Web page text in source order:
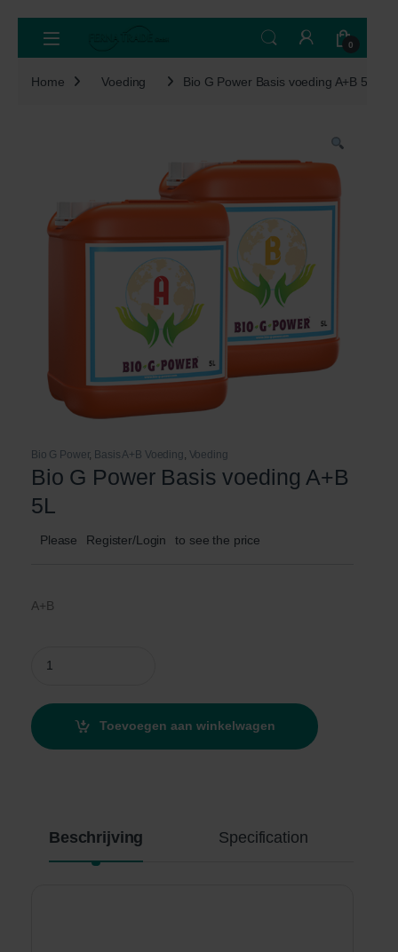
Open 0
Home Voeding Bio G Power Basis voeding A+B 5L
Bio G Power, Basis A+B Voeding Voeding
Bio G Power Basis voeding A+B
5L
Please Register/Login to see the price
A+B
Toevoegen aan winkelwagen
Beschrijving Specification